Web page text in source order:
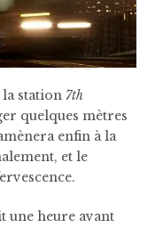
station 7th
quelques mètres
enfin à la
et le
une heure avant